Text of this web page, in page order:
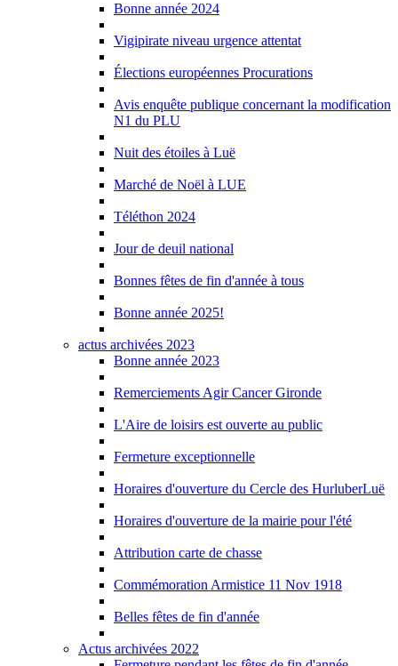
Bonne année 2024
Vigipirate niveau urgence attentat
Élections européennes Procurations
Avis enquête publique concernant la modification
N1 du PLU
Nuit des étoiles à Luë
Marché de Noël à LUE
Téléthon 2024
Jour de deuil national
Bonnes fêtes de fin d'année à tous
Bonne année 2025!
actus archivées 2023
Bonne année 2023
Remerciements Agir Cancer Gironde
L'Aire de loisirs est ouverte au public
Fermeture exceptionnelle
Horaires d'ouverture du Cercle des HurluberLuë
Horaires d'ouverture de la mairie pour l'été
Attribution carte de chasse
Commémoration Armistice 11 Nov 1918
Belles fêtes de fin d'année
Actus archivées 2022